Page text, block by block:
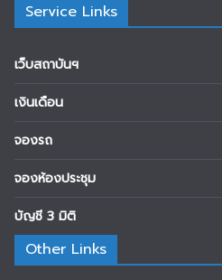
Service Links
เว็บสถาบันฯ
เงินเดือน
จองรถ
จองห้องประชุม
บัญชี 3 มิติ
Other Links